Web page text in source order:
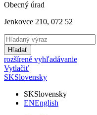
Obecný úrad
Jenkovce 210, 072 52
Hľadať
rozšírené vyhľadávanie
Vytlačiť
SKSlovensky
SKSlovensky
ENEnglish